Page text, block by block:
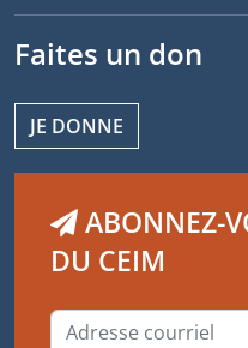
Faites un don
JE DONNE
ABONNEZ-
DU CEIM